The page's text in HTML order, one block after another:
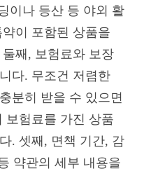
이나 등산 등 야외 활
이 포함된 상품을
째, 보험료와 보장
다. 무조건 저렴한
분히 받을 수 있으면
보험료를 가진 상품
. 셋째, 면책 기간, 감
약관의 세부 내용을